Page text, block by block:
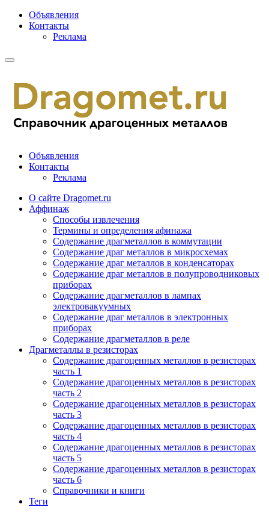
Объявления
Контакты
Реклама
Объявления
Контакты
Реклама
О сайте Dragomet.ru
Аффинаж
Способы извлечения
Термины и определения афинажа
Содержание драгметаллов в коммутации
Содержание драг металлов в микросхемах
Содержание драг металлов в конденсаторах
Содержание драг металлов в полупроводниковых
приборах
Содержание драгметаллов в лампах
электровакуумных
Содержание драг металлов в электронных
приборах
Содержание драгметаллов в реле
Драгметаллы в резисторах
Содержание драгоценных металлов в резисторах
часть 1
Содержание драгоценных металлов в резисторах
часть 2
Содержание драгоценных металлов в резисторах
часть 3
Содержание драгоценных металлов в резисторах
часть 4
Содержание драгоценных металлов в резисторах
часть 5
Содержание драгоценных металлов в резисторах
часть 6
Справочники и книги
Теги